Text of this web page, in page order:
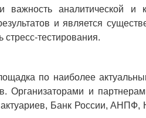
важность аналитической и
и является
тестирования.
по наиболее
Организаторами и
Банк России,